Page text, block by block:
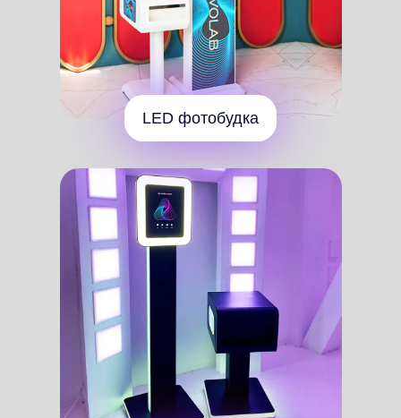
Оставьте контактные данные для связи,
свяжемся с вами в течение 5 минут
Осталисьвопросы?